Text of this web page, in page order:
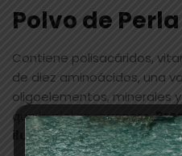
Polvo de Perla
Contiene polisacáridos,
de diez aminoácidos, una
oligoelementos, minerales
que la piel se regenere.
iluminadoras y